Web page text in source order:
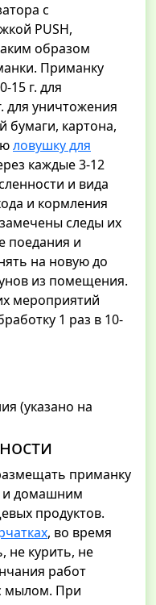
с
PUSH,
образом
Приманку
15 г. для
для уничтожения
бумаги, картона,
ловушку для
каждые 3-12
и вида
и кормления
следы их
поедания и
на новую до
из помещения.
мероприятий
1 раз в 10-
(указано на
приманку
и домашним
продуктов.
, во время
не курить, не
работ
мылом. При